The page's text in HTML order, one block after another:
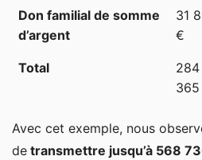
Don familial de somme
d’argent
31
€
Total
284
Avec cet exemple, nous
de transmettre jusqu’à 568